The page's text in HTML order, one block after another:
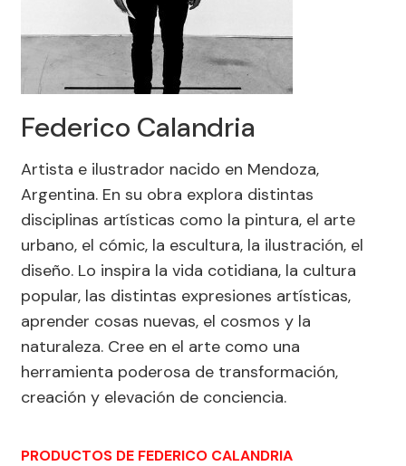
Federico Calandria
Artista e ilustrador nacido en Mendoza,
Argentina. En su obra explora distintas
disciplinas artísticas como la pintura, el arte
urbano, el cómic, la escultura, la ilustración, el
diseño. Lo inspira la vida cotidiana, la cultura
popular, las distintas expresiones artísticas,
aprender cosas nuevas, el cosmos y la
naturaleza. Cree en el arte como una
herramienta poderosa de transformación,
creación y elevación de conciencia.
PRODUCTOS DE FEDERICO CALANDRIA